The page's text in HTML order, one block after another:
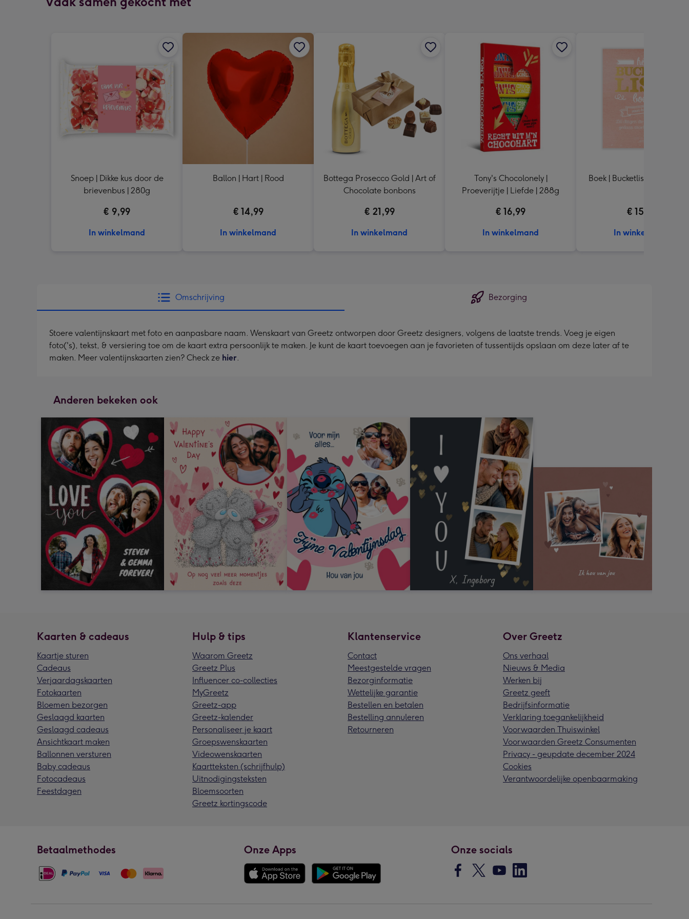
Snoep | Dikke kus door de
brievenbus | 280g
€ 9,99
In winkelmand
Ballon | Hart | Rood
€ 14,99
In winkelmand
Bottega Prosecco Gold | Art of
Chocolate bonbons
€ 21,99
In winkelmand
Tony's Chocolonely |
Proeverijtje | Liefde | 288g
€ 16,99
In winkelmand
Boek | Bucketlist voor
€ 15,99
In winkelmand
Omschrijving Bezorging
Stoere valentijnskaart met foto en aanpasbare naam. Wenskaart van Greetz ontworpen door Greetz designers, volgens de laatste trends. Voeg je eigen
foto('s), tekst, & versiering toe om de kaart extra persoonlijk te maken. Je kunt de kaart toevoegen aan je favorieten of tussentijds opslaan om deze later af te
maken. Meer valentijnskaarten zien? Check ze hier.
Anderen bekeken ook
Kaarten & cadeaus
Kaartje sturen
Cadeaus
Verjaardagskaarten
Fotokaarten
Bloemen bezorgen
Geslaagd kaarten
Geslaagd cadeaus
Ansichtkaart maken
Ballonnen versturen
Baby cadeaus
Fotocadeaus
Feestdagen
Hulp & tips
Waarom Greetz
Greetz Plus
Influencer co-collecties
MyGreetz
Greetz-app
Greetz-kalender
Personaliseer je kaart
Groepswenskaarten
Videowenskaarten
Kaartteksten (schrijfhulp)
Uitnodigingsteksten
Bloemsoorten
Greetz kortingscode
Klantenservice
Contact
Meestgestelde vragen
Bezorginformatie
Wettelijke garantie
Bestellen en betalen
Bestelling annuleren
Retourneren
Over Greetz
Ons verhaal
Nieuws & Media
Werken bij
Greetz geeft
Bedrijfsinformatie
Verklaring toegankelijkheid
Voorwaarden Thuiswinkel
Voorwaarden Greetz Consumenten
Privacy - geupdate december 2024
Cookies
Verantwoordelijke openbaarmaking
Betaalmethodes Onze Apps Onze socials